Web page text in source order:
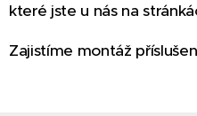
které jste u nás na
Zajistíme montáž